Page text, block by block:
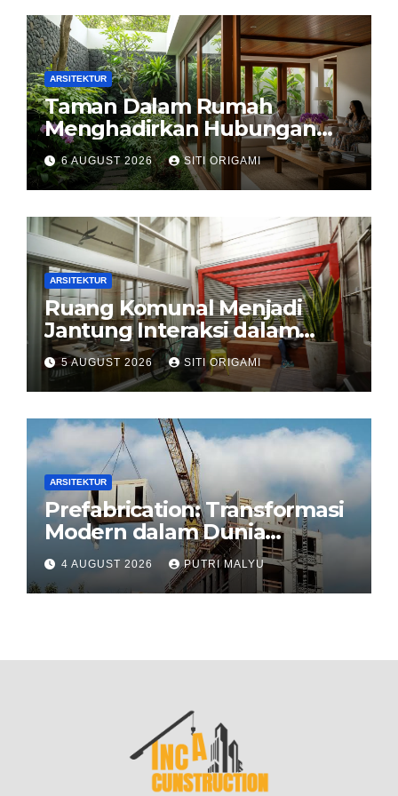
ARSITEKTUR
Taman Dalam Rumah
Menghadirkan Hubungan
Harmonis antara Arsitektur
dan Alam
6 AUGUST 2026 SITI ORIGAMI
ARSITEKTUR
Ruang Komunal Menjadi
Jantung Interaksi dalam
Perancangan Arsitektur
Modern
5 AUGUST 2026 SITI ORIGAMI
ARSITEKTUR
Prefabrication: Transformasi
Modern dalam Dunia
Konstruksi
4 AUGUST 2026 PUTRI MALYU